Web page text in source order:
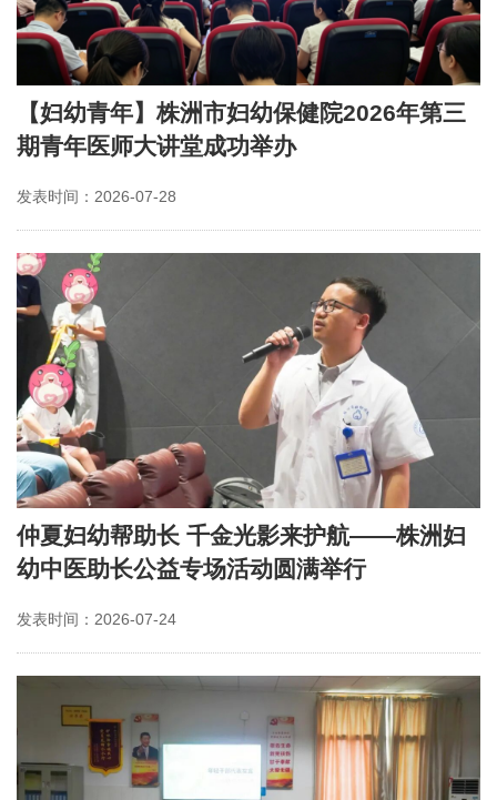
【妇幼青年】株洲市妇幼保健院2026年第三
期青年医师大讲堂成功举办
发表时间：2026-07-28
仲夏妇幼帮助长 千金光影来护航——株洲妇
幼中医助长公益专场活动圆满举行
发表时间：2026-07-24